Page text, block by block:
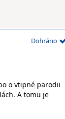
Dohráno
o vtipné parodii
A tomu je